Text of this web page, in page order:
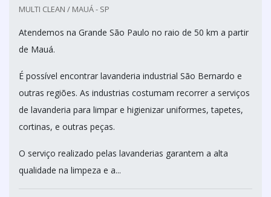
MULTI CLEAN / MAUÁ - SP
Atendemos na Grande São Paulo no raio de 50 km a partir
de Mauá.
É possível encontrar lavanderia industrial São Bernardo e
outras regiões. As industrias costumam recorrer a serviços
de lavanderia para limpar e higienizar uniformes, tapetes,
cortinas, e outras peças.
O serviço realizado pelas lavanderias garantem a alta
qualidade na limpeza e a...